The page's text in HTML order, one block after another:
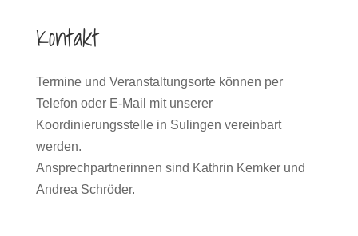
Kontakt
Termine und Veranstaltungsorte können per
Telefon oder E-Mail mit unserer
Koordinierungsstelle in Sulingen vereinbart
werden.
Ansprechpartnerinnen sind Kathrin Kemker und
Andrea Schröder.